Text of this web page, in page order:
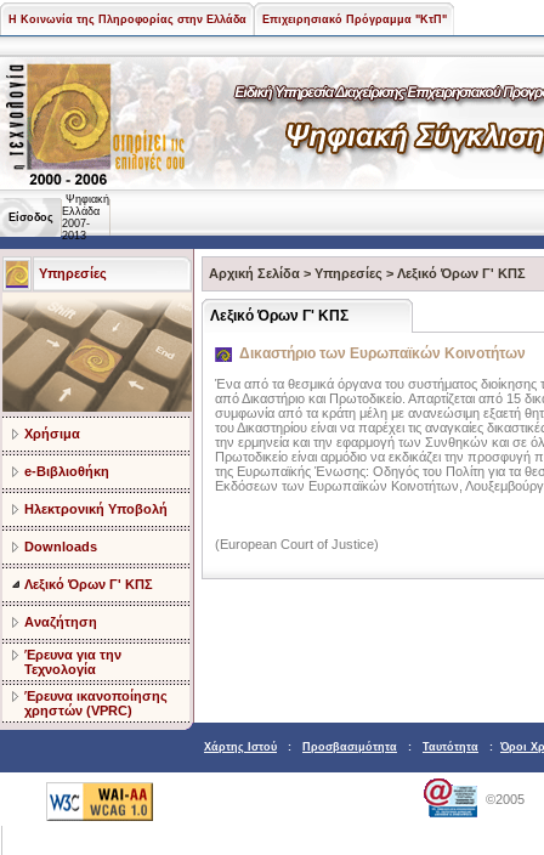
Η Κοινωνία της Πληροφορίας στην Ελλάδα Επιχειρησιακό Πρόγραμμα "ΚτΠ"
Είσοδος
Ψηφιακή
Ελλάδα
2007-
2013
Υπηρεσίες
Χρήσιμα
e-Βιβλιοθήκη
Ηλεκτρονική Υποβολή
Downloads
Λεξικό Όρων Γ' ΚΠΣ
Αναζήτηση
Έρευνα για την
Τεχνολογία
Έρευνα ικανοποίησης
χρηστών (VPRC)
Αρχική Σελίδα > Υπηρεσίες > Λεξικό Όρων Γ' ΚΠΣ
Λεξικό Όρων Γ' ΚΠΣ
Δικαστήριο των Ευρωπαϊκών Κοινοτήτων
Ένα από τα θεσμικά όργανα του συστήματος
από Δικαστήριο και Πρωτοδικείο. Απαρτίζεται από 15
συμφωνία από τα κράτη μέλη με ανανεώσιμη εξαετή
του Δικαστηρίου είναι να παρέχει τις αναγκαίες
την ερμηνεία και την εφαρμογή των Συνθηκών και σε
Πρωτοδικείο είναι αρμόδιο να εκδικάζει την
της Ευρωπαϊκής Ένωσης: Οδηγός του Πολίτη για τα
Εκδόσεων των Ευρωπαϊκών Κοινοτήτων,
(European Court of Justice)
Χάρτης Ιστού : Προσβασιμότητα : Ταυτότητα : Όροι
©2005